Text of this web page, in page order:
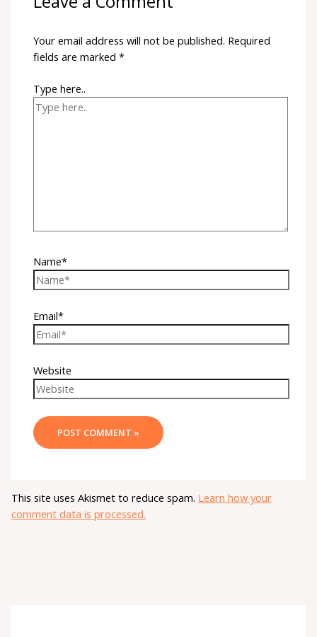
Your email address will not be published. Required
fields are marked*
Type here..
Name*
Email*
Website
This site uses Akismet to reduce spam. Learn how your
comment data is processed.